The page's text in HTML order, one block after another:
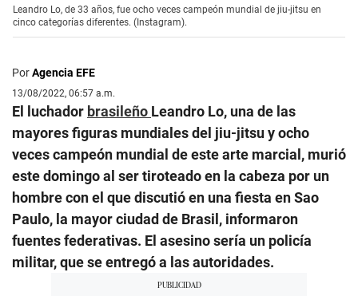
Leandro Lo, de 33 años, fue ocho veces campeón mundial de jiu-jitsu en
cinco categorías diferentes. (Instagram).
PorAgencia EFE
13/08/2022, 06:57 a.m.
El luchador brasileño Leandro Lo, una de las
mayores figuras mundiales del jiu-jitsu y ocho
veces campeón mundial de este arte marcial, murió
este domingo al ser tiroteado en la cabeza por un
hombre con el que discutió en una fiesta en Sao
Paulo, la mayor ciudad de Brasil, informaron
fuentes federativas. El asesino sería un policía
militar, que se entregó a las autoridades.